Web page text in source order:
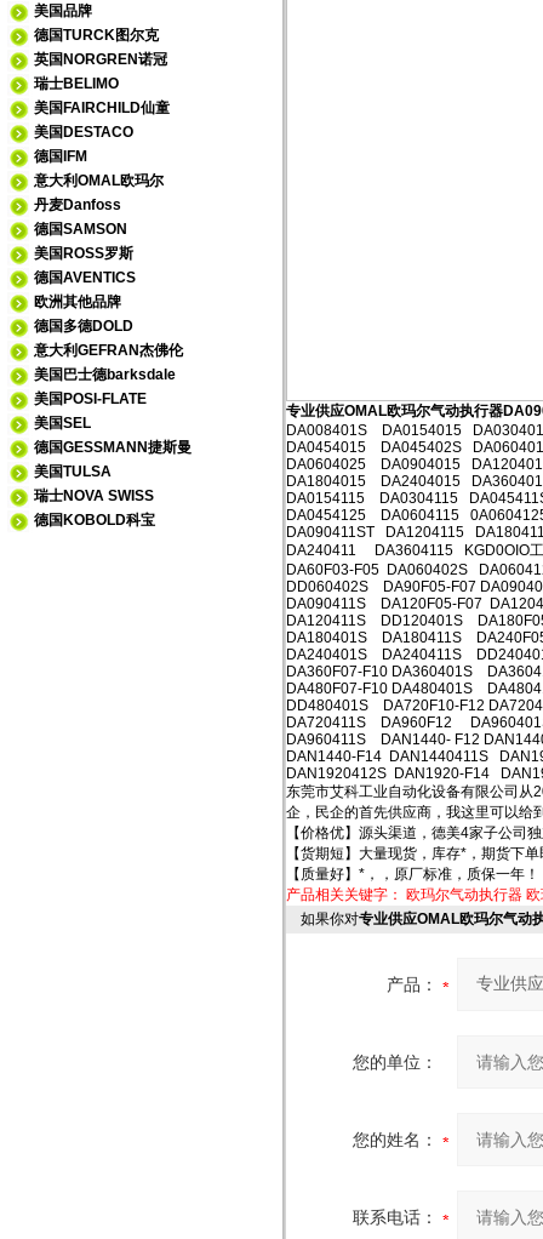
美国品牌
德国TURCK图尔克
英国NORGREN诺冠
瑞士BELIMO
美国FAIRCHILD仙童
美国DESTACO
德国IFM
意大利OMAL欧玛尔
丹麦Danfoss
德国SAMSON
美国ROSS罗斯
德国AVENTICS
欧洲其他品牌
德国多德DOLD
意大利GEFRAN杰佛伦
美国巴士德barksdale
美国POSI-FLATE
美国SEL
德国GESSMANN捷斯曼
美国TULSA
瑞士NOVA SWISS
德国KOBOLD科宝
专业供应OMAL欧玛尔气动执行器
DA008401S DA0154015
DA0454015 DA045402S
DA0604025 DA0904015
DA1804015 DA2404015
DA0154115 DA0304115
DA0454125 DA0604115
DA090411ST DA1204115
DA240411 DA3604115 KGD0OIO工
DA60F03-F05 DA060402S
DD060402S DA90F05-F07
DA090411S DA120F05-F07
DA120411S DD120401S
DA180401S DA180411S
DA240401S DA240411S
DA360F07-F10 DA360401S
DA480F07-F10 DA480401S
DD480401S DA720F10-F12
DA720411S DA960F12
DA960411S DAN1440- F12
DAN1440-F14 DAN1440411S
DAN1920412S DAN1920-F14
东莞市艾科工业自动化设备有限公司从
企，民企的首先供应商，我这里可以给
【价格优】源头渠道，德美4家子公司
【货期短】大量现货，库存*，期货下
【质量好】*，，原厂标准，质保一年！
产品相关关键字： 欧玛尔气动执行器
如果你对专业供应OMAL欧玛尔气动
产品：
您的单位：
您的姓名：
联系电话：